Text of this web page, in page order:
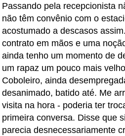
Passando pela recepcionista
não têm convênio com o
acostumado a descasos
contrato em mãos e uma
ainda tenho um momento de
um rapaz um pouco mais
Coboleiro, ainda
desanimado, batido até. Me
visita na hora - poderia ter
primeira conversa. Disse que
parecia desnecessariamente